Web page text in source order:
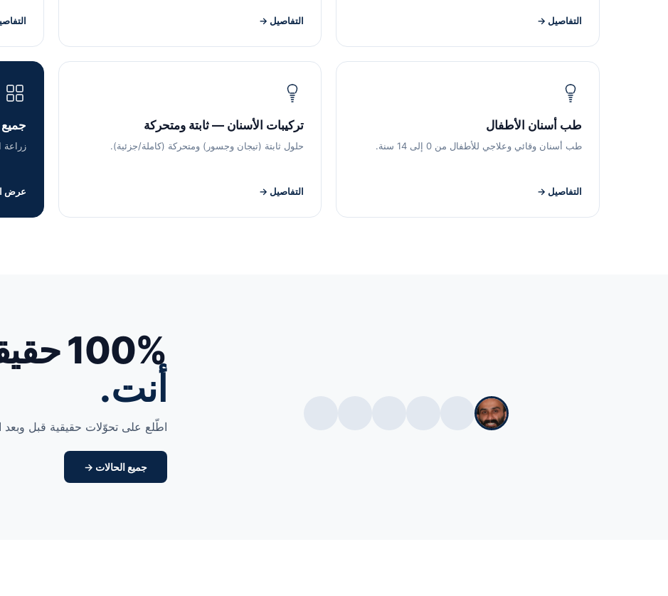
التفاصيل → التفاصيل →
طب أسنان الأطفال
طب أسنان وقائي وعلاجي للأطفال من 0 إلى 14 سنة.
التفاصيل →
تركيبات الأسنان — ثابتة ومتحركة
حلول ثابتة (تيجان وجسور) ومتحركة (كاملة/جزئية).
التفاصيل →
جميع
زراعة
عرض
100% حقيقية.
أنت.
اطّلع على تحوّلات حقيقية قبل وبعد
جميع الحالات →